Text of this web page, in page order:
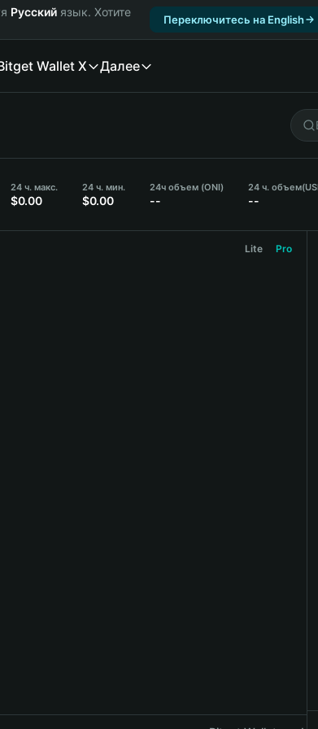
Русский язык. Хотите
Переключитесь на English
Wallet X Далее
24 ч. макс.
$0.00
24 ч. мин.
$0.00
24ч объем (ONI)
--
24 ч. объем
--
Lite Pro